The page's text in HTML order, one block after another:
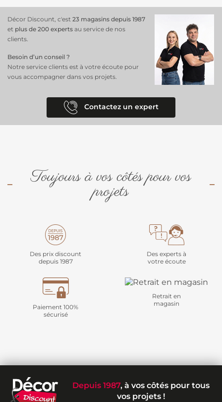
Décor Discount, c'est 23 magasins depuis 1987
et plus de 200 experts au service de nos
clients.
Besoin d’un conseil ?
Notre service clients est à votre écoute pour
vous accompagner dans vos projets.
Contactez un expert
Toujours à vos côtés pour vos
projets
Des prix discount
depuis 1987
Des experts à
votre écoute
Paiement 100%
sécurisé
Retrait en
magasin
Depuis 1987, à vos côtés pour tous
vos projets !